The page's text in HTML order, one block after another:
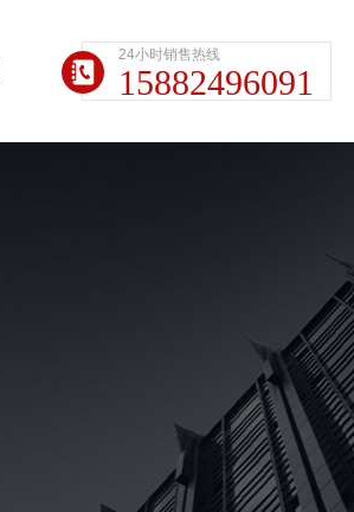
24小时销售热线
15882496091